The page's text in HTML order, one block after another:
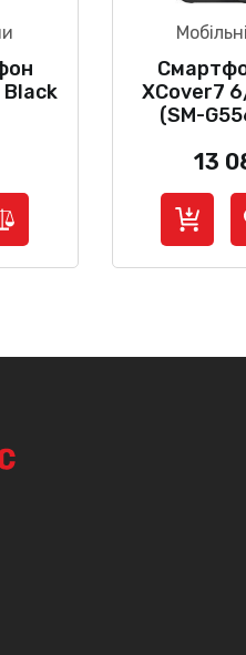
Black
XCover7
(SM-
13